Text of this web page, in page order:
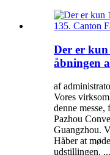
Der er
åbningen
af
Vores
denne
Pazhou
Guangzhou.
Håber at
udstillingen. ...